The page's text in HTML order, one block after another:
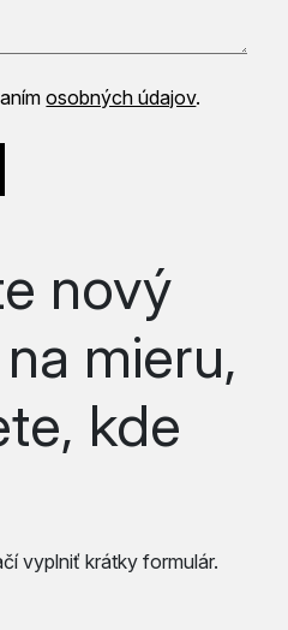
osobných údajov.
nový
mieru,
kde
vyplniť krátky formulár.